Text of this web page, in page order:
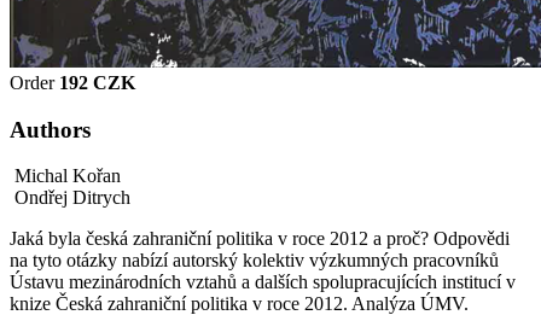
Order 192 CZK
Authors
Michal Kořan
Ondřej Ditrych
Jaká byla česká zahraniční politika v roce 2012 a proč? Odpovědi
na tyto otázky nabízí autorský kolektiv výzkumných pracovníků
Ústavu mezinárodních vztahů a dalších spolupracujících institucí v
knize Česká zahraniční politika v roce 2012. Analýza ÚMV.